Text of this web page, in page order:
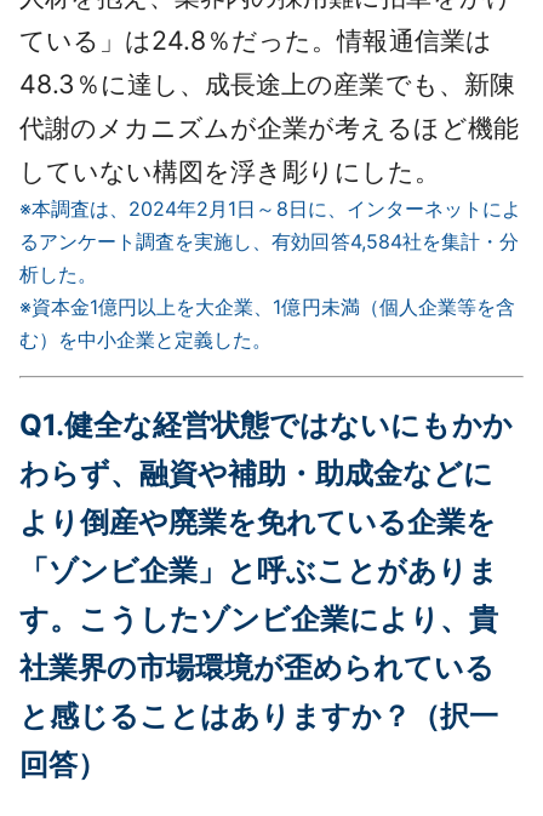
ている」は24.8％だった。情報通信業は
48.3％に達し、成長途上の産業でも、新陳
代謝のメカニズムが企業が考えるほど機能
していない構図を浮き彫りにした。
※本調査は、2024年2月1日～8日に、インターネットによ
るアンケート調査を実施し、有効回答4,584社を集計・分
析した。
※資本金1億円以上を大企業、1億円未満（個人企業等を含
む）を中小企業と定義した。
Q1.健全な経営状態ではないにもかか
わらず、融資や補助・助成金などに
より倒産や廃業を免れている企業を
「ゾンビ企業」と呼ぶことがありま
す。こうしたゾンビ企業により、貴
社業界の市場環境が歪められている
と感じることはありますか？（択一
回答）